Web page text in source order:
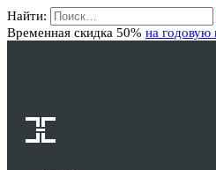
Найти:
Временная скидка 50% на годовую